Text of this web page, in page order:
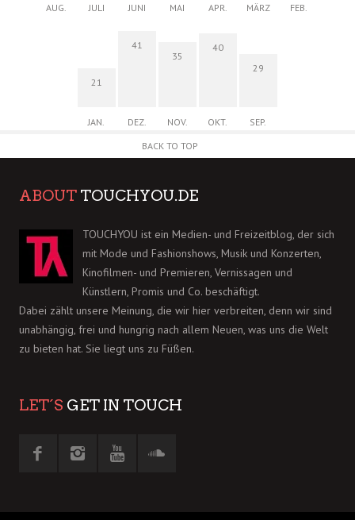
AUG. JULI JUNI MAI APR. MÄRZ FEB.
21
JAN.
41
DEZ.
35
NOV.
40
OKT.
29
SEP.
BACK TO TOP
ABOUT TOUCHYOU.DE
TOUCHYOU ist ein Medien- und Freizeitblog, der sich
mit Mode und Fashionshows, Musik und Konzerten,
Kinofilmen- und Premieren, Vernissagen und
Künstlern, Promis und Co. beschäftigt.
Dabei zählt unsere Meinung, die wir hier verbreiten, denn wir sind
unabhängig, frei und hungrig nach allem Neuen, was uns die Welt
zu bieten hat. Sie liegt uns zu Füßen.
LET´S GET IN TOUCH